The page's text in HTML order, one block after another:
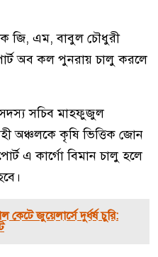
জি, এম, বাবুল চৌধুরী
অব কল পুনরায় চালু করলে
সদস্য সচিব মাহফুজুল
অঞ্চলকে কৃষি ভিত্তিক জোন
এ কার্গো বিমান চালু হলে
কেটে জুয়েলার্সে দুর্ধর্ষ চুরি: